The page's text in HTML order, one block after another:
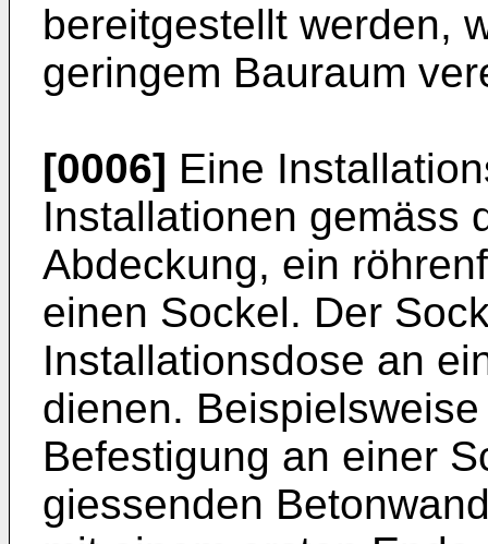
bereitgestellt werden,
geringem Bauraum
[0006] Eine
Installationen gemäss
Abdeckung, ein
einen Sockel. Der
Installationsdose an
dienen.
Befestigung an einer
giessenden